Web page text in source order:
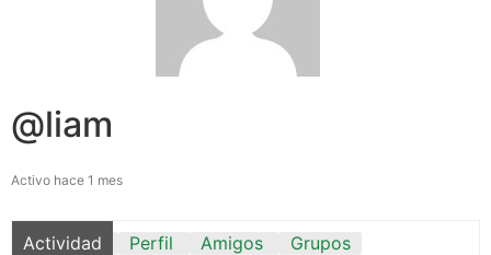
@liam
Activo hace 1 mes
Actividad Perfil Amigos
Grupos